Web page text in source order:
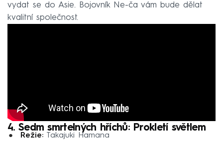
vydat se do Asie. Bojovník Ne-ča vám bude dělat
kvalitní společnost.
4. Sedm smrtelných hříchů: Prokletí světlem
Režie:Takajuki Hamana